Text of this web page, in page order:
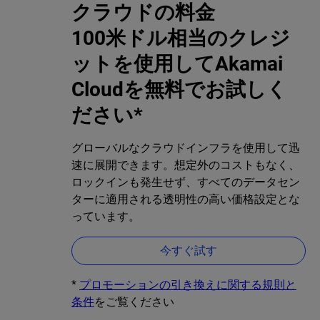
クラウドの料金
100米ドル相当のクレジ
ットを使用してAkamai
Cloudを無料でお試しく
ださい*
グローバルなクラウドインフラを使用して迅
速に展開できます。想定外のコストもなく、
ロックインも発生せず、すべてのデータセン
ターに適用される透明性の高い価格設定とな
っています。
今すぐ試す
* プロモーションの引き換えに関する規則と
条件をご覧ください